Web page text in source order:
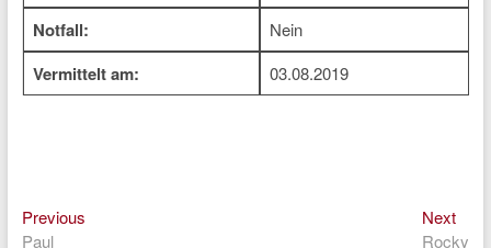
Notfall: Nein
Vermittelt am: 03.08.2019
Beitragsnavigation
PreviousPrevious
Paul
NextNext
post:
Rocky